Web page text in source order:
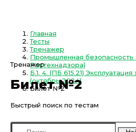
Главная
Тесты
Тренажер
Промышленная безопасность
Ростехнадзора)
Б.1. 4. (ПБ 615.21)
(октябрь 2024)
Билет №2
Тренажер
Билет №2
Быстрый поиск по тестам